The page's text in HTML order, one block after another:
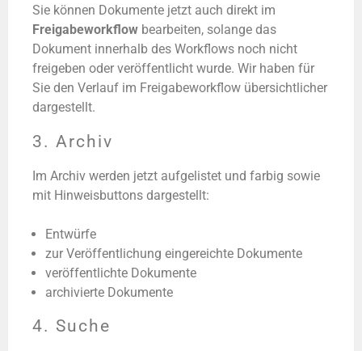
Sie können Dokumente jetzt auch direkt im
Freigabeworkflow bearbeiten, solange das
Dokument innerhalb des Workflows noch nicht
freigeben oder veröffentlicht wurde. Wir haben für
Sie den Verlauf im Freigabeworkflow übersichtlicher
dargestellt.
3. Archiv
Im Archiv werden jetzt aufgelistet und farbig sowie
mit Hinweisbuttons dargestellt:
Entwürfe
zur Veröffentlichung eingereichte Dokumente
veröffentlichte Dokumente
archivierte Dokumente
4. Suche